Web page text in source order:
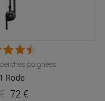
poignées
Rode
72 €